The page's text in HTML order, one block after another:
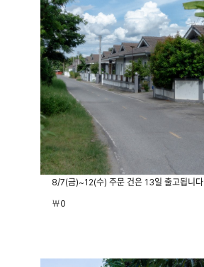
8/7(금)~12(수) 주문 건은 13일 출고됩니다
￦0